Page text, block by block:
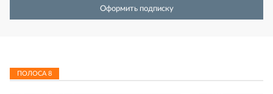
Оформить подписку
ПОЛОСА 8